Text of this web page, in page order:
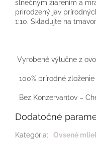
slnečným žiarením a
prirodzený jav
1:10. Skladujte na
Vyrobené výlučne z
100% prírodné zloženie
Bez Konzervantov –
Dodatočné
Kategória:
Ovsené